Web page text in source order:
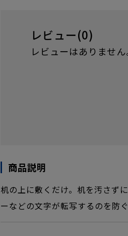
レビュー(0)
レビューはありません
商品説明
机の上に敷くだけ。机を汚さず
ーなどの文字が転写するのを防